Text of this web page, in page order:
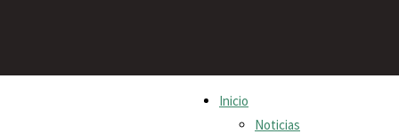
Inicio
Noticias